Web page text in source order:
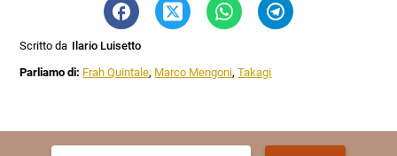
Scritto da Ilario Luisetto
Parliamo di: Frah Quintale, Marco Mengoni,Takagi